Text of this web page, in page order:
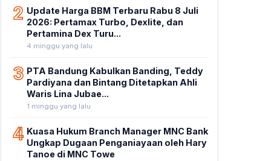
2 Update Harga BBM Terbaru Rabu 8 Juli
2026: Pertamax Turbo, Dexlite, dan
Pertamina Dex Turu...
4 minggu yang lalu
3 PTA Bandung Kabulkan Banding, Teddy
Pardiyana dan Bintang Ditetapkan Ahli
Waris Lina Jubae...
1 minggu yang lalu
4 Kuasa Hukum Branch Manager MNC Bank
Ungkap Dugaan Penganiayaan oleh Hary
Tanoe di MNC Towe